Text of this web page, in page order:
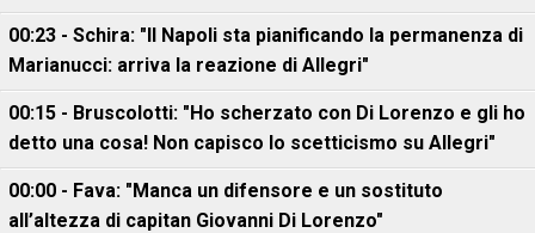
00:23 - Schira: "Il Napoli sta pianificando la permanenza di
Marianucci: arriva la reazione di Allegri"
00:15 - Bruscolotti: "Ho scherzato con Di Lorenzo e gli ho
detto una cosa! Non capisco lo scetticismo su Allegri"
00:00 - Fava: "Manca un difensore e un sostituto
all’altezza di capitan Giovanni Di Lorenzo"